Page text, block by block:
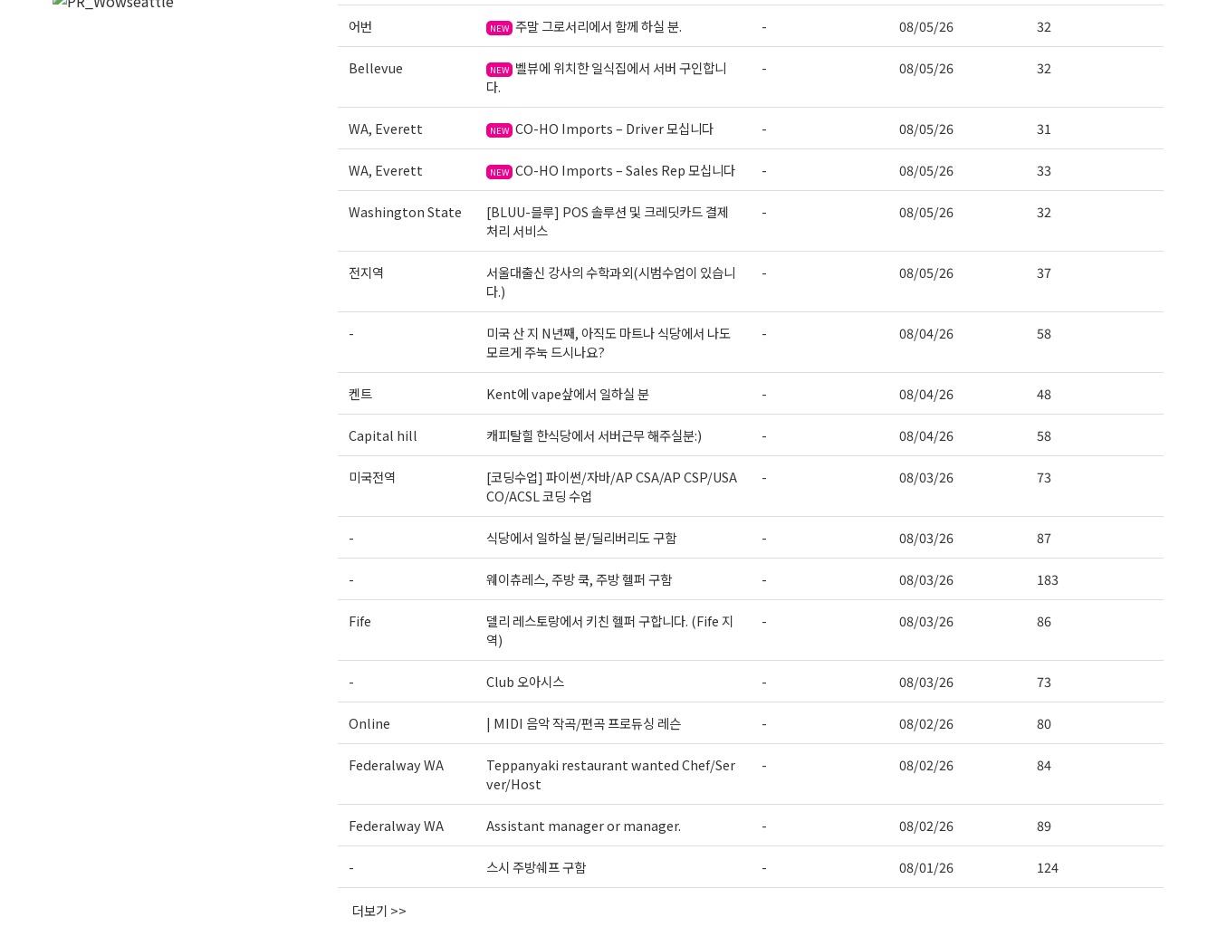
어번 NEW 주말 그로서리에서 함께 하실 분. - 08/05/26 32
Bellevue NEW 벨뷰에 위치한 일식집에서 서버 구인합니
다.
- 08/05/26 32
WA, Everett NEW CO-HO Imports – Driver 모십니다 - 08/05/26 31
WA, Everett NEW CO-HO Imports – Sales Rep 모십니다 - 08/05/26 33
Washington State
[BLUU-블루] POS 솔루션 및 크레딧카드 결제
처리 서비스
- 08/05/26 32
전지역
서울대출신 강사의 수학과외(시범수업이 있습니
다.)
- 08/05/26 37
-
미국 산 지 N년째, 아직도 마트나 식당에서 나도
모르게 주눅 드시나요?
- 08/04/26 58
켄트 Kent에 vape샆에서 일하실 분 - 08/04/26 48
Capital hill 캐피탈힐 한식당에서 서버근무 해주실분:) - 08/04/26 58
미국전역
[코딩수업] 파이썬/자바/AP CSA/AP CSP/USA
CO/ACSL 코딩 수업
- 08/03/26 73
- 식당에서 일하실 분/딜리버리도 구함 - 08/03/26 87
- 웨이츄레스, 주방 쿡, 주방 헬퍼 구함 - 08/03/26 183
Fife
델리 레스토랑에서 키친 헬퍼 구합니다. (Fife 지
역)
- 08/03/26 86
- Club 오아시스 - 08/03/26 73
Online | MIDI 음악 작곡/편곡 프로듀싱 레슨 - 08/02/26 80
Federalway WA
Teppanyaki restaurant wanted Chef/Ser
ver/Host
- 08/02/26 84
Federalway WA Assistant manager or manager. - 08/02/26 89
- 스시 주방쉐프 구함 - 08/01/26 124
더보기 >>